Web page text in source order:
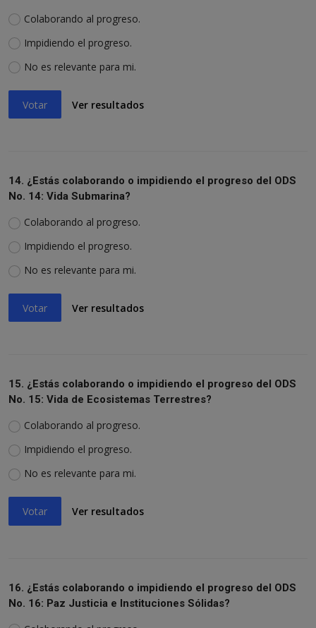
Colaborando al progreso.
Impidiendo el progreso.
No es relevante para mi.
Votar Ver resultados
14. ¿Estás colaborando o impidiendo el progreso del ODS
No. 14: Vida Submarina?
Colaborando al progreso.
Impidiendo el progreso.
No es relevante para mi.
Votar Ver resultados
15. ¿Estás colaborando o impidiendo el progreso del ODS
No. 15: Vida de Ecosistemas Terrestres?
Colaborando al progreso.
Impidiendo el progreso.
No es relevante para mi.
Votar Ver resultados
16. ¿Estás colaborando o impidiendo el progreso del ODS
No. 16: Paz Justicia e Instituciones Sólidas?